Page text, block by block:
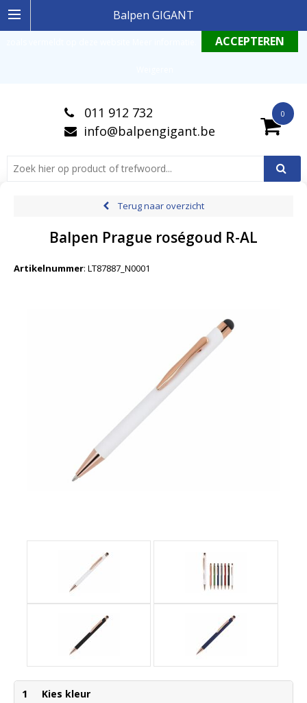
Balpen GIGANT
0
011 912 732
info@balpengigant.be
Terug naar overzicht
Balpen Prague roségoud R-AL
Artikelnummer: LT87887_N0001
1 Kies kleur
Ingelogde gebruiker stemt in met de geldende omgang productinformatie